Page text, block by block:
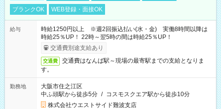
ブランクOK
WEB登録・面接OK
給与
時給1250円以上 ※週2回振込払い(水・金) 実働8時間以降は
時給25％UP！ 22時～翌5時の間は時給25％UP！
交通費別途支給あり
交通費
交通費はなんば駅～現場の最寄駅までの支給となりま
す。
勤務地
大阪市住之江区
中ふ頭駅から徒歩5分 / コスモスクエア駅から徒歩10分
株式会社ウエストサイド難波支店